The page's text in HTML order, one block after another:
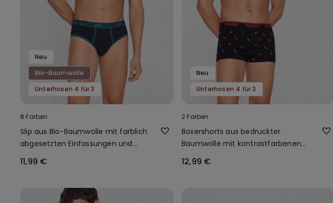
Neu
Bio-Baumwolle
Unterhosen 4 für 3
8 Farben
Slip aus Bio-Baumwolle mit farblich
abgesetzten Einfassungen und
11,99 €
Neu
Unterhosen 4 für 3
2 Farben
Boxershorts aus bedruckter
Baumwolle mit kontrastfarbenen
12,99 €